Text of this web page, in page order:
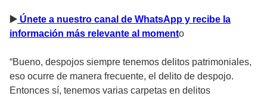
▶ ️ Únete a nuestro canal de WhatsApp y recibe la
información más relevante al momento
“Bueno, despojos siempre tenemos delitos patrimoniales,
eso ocurre de manera frecuente, el delito de despojo.
Entonces sí, tenemos varias carpetas en delitos